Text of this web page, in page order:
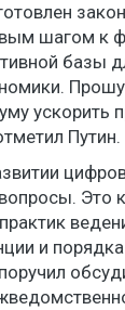
шагом к
базы
Прошу
ускорить
Путин.
Это
и